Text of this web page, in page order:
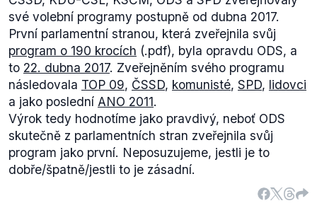
své volební programy postupně od dubna 2017.
První parlamentní stranou, která zveřejnila svůj
program o 190 krocích (.pdf), byla opravdu ODS, a
to 22. dubna 2017. Zveřejněním svého programu
následovala TOP 09, ČSSD, komunisté, SPD, lidovci
a jako poslední ANO 2011.
Výrok tedy hodnotíme jako pravdivý, neboť ODS
skutečně z parlamentních stran zveřejnila svůj
program jako první. Neposuzujeme, jestli je to
dobře/špatně/jestli to je zásadní.